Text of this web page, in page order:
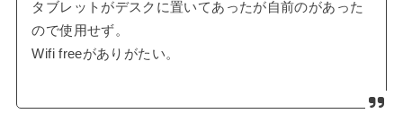
タブレットがデスクに置いてあったが自前のがあった
ので使用せず。
Wifi freeがありがたい。